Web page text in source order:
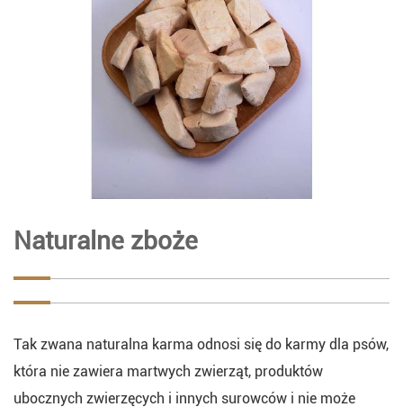
Naturalne zboże
Tak zwana naturalna karma odnosi się do karmy dla psów,
która nie zawiera martwych zwierząt, produktów
ubocznych zwierzęcych i innych surowców i nie może